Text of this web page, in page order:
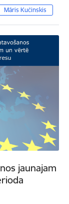
Māris Kučinskis
jaunajam